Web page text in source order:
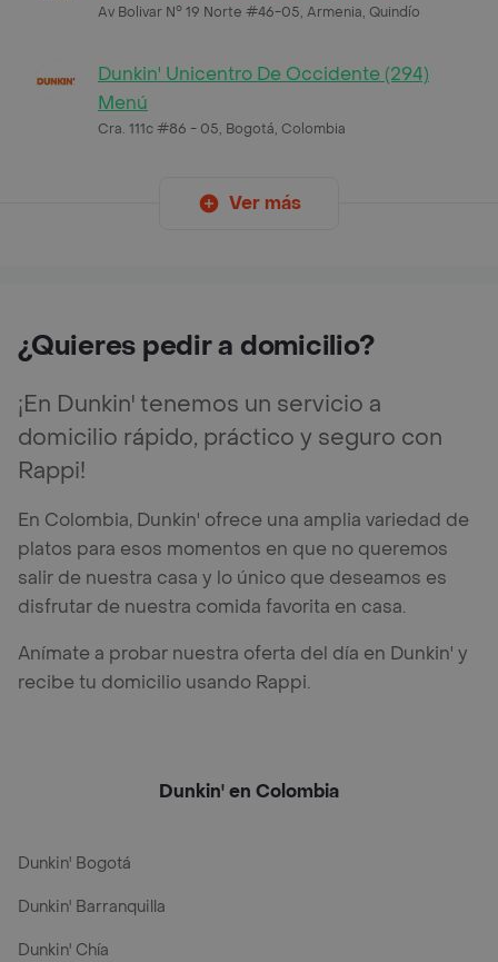
Av Bolivar N° 19 Norte #46-05, Armenia, Quindío
Dunkin' Unicentro De Occidente (294)
Menú
Cra. 111c #86 - 05, Bogotá, Colombia
Ver más
¿Quieres pedir a domicilio?
¡En Dunkin' tenemos un servicio a
domicilio rápido, práctico y seguro con
Rappi!
En Colombia, Dunkin' ofrece una amplia variedad de
platos para esos momentos en que no queremos
salir de nuestra casa y lo único que deseamos es
disfrutar de nuestra comida favorita en casa.
Anímate a probar nuestra oferta del día en Dunkin' y
recibe tu domicilio usando Rappi.
Dunkin' en Colombia
Dunkin' Bogotá
Dunkin' Barranquilla
Dunkin' Chía